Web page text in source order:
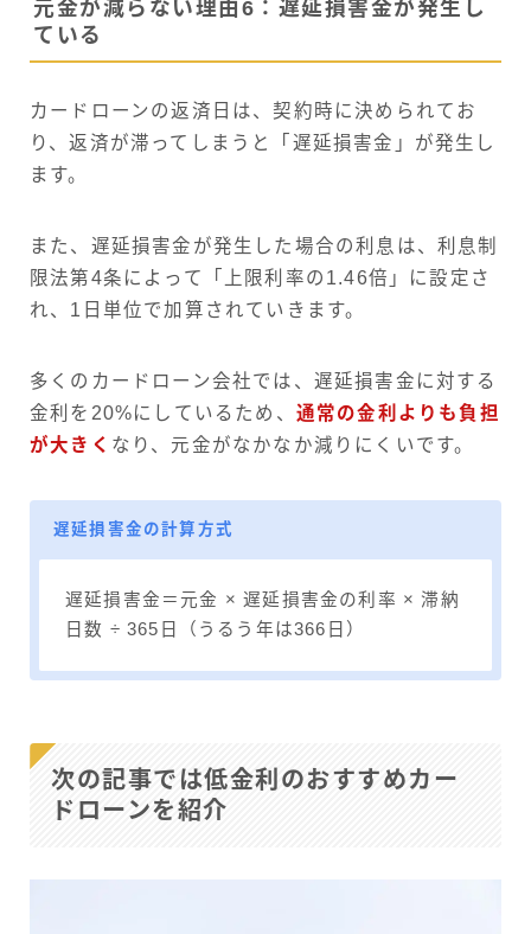
元金が減らない理由6：遅延損害金が発生し
ている
カードローンの返済日は、契約時に決められてお
り、返済が滞ってしまうと「遅延損害金」が発生し
ます。
また、遅延損害金が発生した場合の利息は、利息制
限法第4条によって「上限利率の1.46倍」に設定さ
れ、1日単位で加算されていきます。
多くのカードローン会社では、遅延損害金に対する
金利を20%にしているため、 通常の金利よりも負担
が大きく なり、元金がなかなか減りにくいです。
遅延損害金の計算方式
遅延損害金＝元金 × 遅延損害金の利率 × 滞納
日数 ÷ 365日（うるう年は366日）
次の記事では低金利のおすすめカー
ドローンを紹介